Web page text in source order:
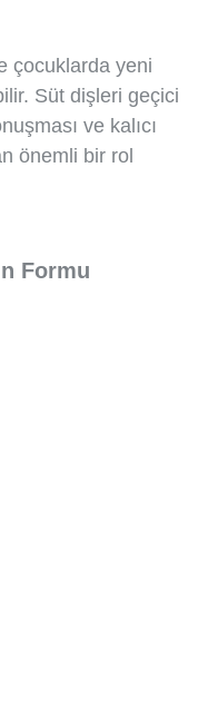
çocuklarda yeni
Süt dişleri geçici
ve kalıcı
önemli bir rol
Formu